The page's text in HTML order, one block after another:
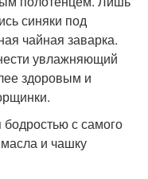
синяки под
чайная заварка.
увлажняющий
здоровым и
с самого
и чашку